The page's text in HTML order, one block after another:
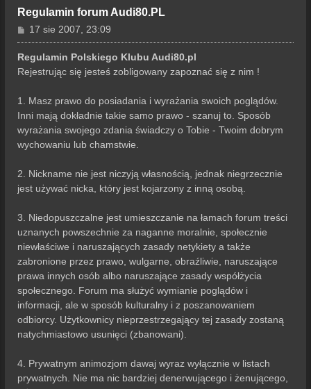
Regulamin forum Audi80.PL
P
o
s
17 sie 2007, 23:09
Regulamin Polskiego Klubu Audi80.pl
Rejestrując się jesteś zobligowany zapoznać się z nim !
1. Masz prawo do posiadania i wyrażania swoich poglądów.
Inni mają dokładnie takie samo prawo - szanuj to. Sposób
wyrażania swojego zdania świadczy o Tobie - Twoim dobrym
wychowaniu lub chamstwie.
2. Nickname nie jest niczyją własnością, jednak niegrzecznie
jest używać nicka, który jest kojarzony z inną osobą.
3. Niedopuszczalne jest umieszczanie na łamach forum treści
uznanych powszechnie za naganne moralnie, społecznie
niewłaściwe i naruszających zasady netykiety a także
zabronione przez prawo, wulgarne, obraźliwie, naruszające
prawa innych osób albo naruszające zasady współżycia
społecznego. Forum ma służyć wymianie poglądów i
informacji, ale w sposób kulturalny i z poszanowaniem
odbiorcy. Użytkownicy nieprzestrzegający tej zasady zostaną
natychmiastowo usunięci (zbanowani).
4. Prywatnym animozjom dawaj wyraz wyłącznie w listach
prywatnych. Nie ma nic bardziej denerwującego i żenującego,